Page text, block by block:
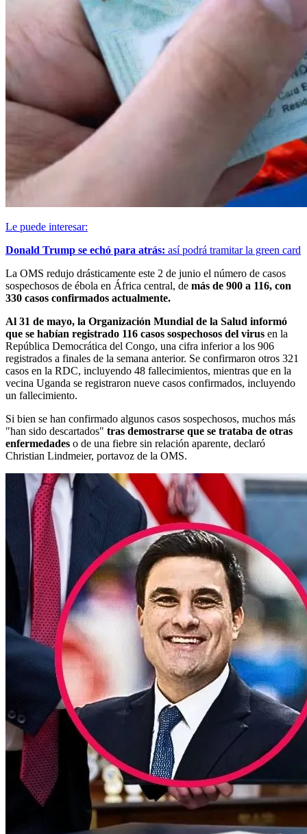
Le puede interesar:
Donald Trump se echó para atrás: así podrá tramitar la green card
La OMS redujo drásticamente este 2 de junio el número de casos
sospechosos de ébola en África central, de más de 900 a 116, con
330 casos confirmados actualmente.
Al 31 de mayo, la Organización Mundial de la Salud informó
que se habían registrado 116 casos sospechosos del virus en la
República Democrática del Congo, una cifra inferior a los 906
registrados a finales de la semana anterior. Se confirmaron otros 321
casos en la RDC, incluyendo 48 fallecimientos, mientras que en la
vecina Uganda se registraron nueve casos confirmados, incluyendo
un fallecimiento.
Si bien se han confirmado algunos casos sospechosos, muchos más
"han sido descartados" tras demostrarse que se trataba de otras
enfermedades o de una fiebre sin relación aparente, declaró
Christian Lindmeier, portavoz de la OMS.